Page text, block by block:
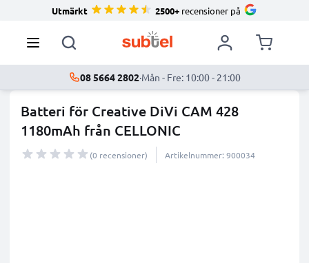
Utmärkt 2500+ recensioner på
08 5664 2802·Mån - Fre: 10:00 - 21:00
Batteri för Creative DiVi CAM 428
1180mAh från CELLONIC
(0 recensioner) Artikelnummer: 900034